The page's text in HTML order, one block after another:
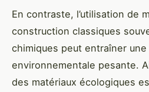
En contraste, l’utilisation de
construction classiques
chimiques peut entraîner
environnementale pesante.
des matériaux écologiques